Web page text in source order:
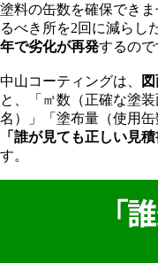
塗料の缶数を確保でき
るべき所を2回に減らし
年で劣化が再発するので
中山コーティングは、
と、「㎡数（正確な塗
名）」「塗布量（使用
「誰が見ても正しい見
す。